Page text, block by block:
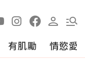
有肌勵 情慾愛